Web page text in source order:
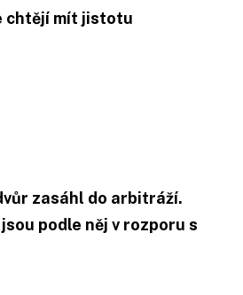
chtějí mít jistotu
zasáhl do arbitráží.
podle něj v rozporu s